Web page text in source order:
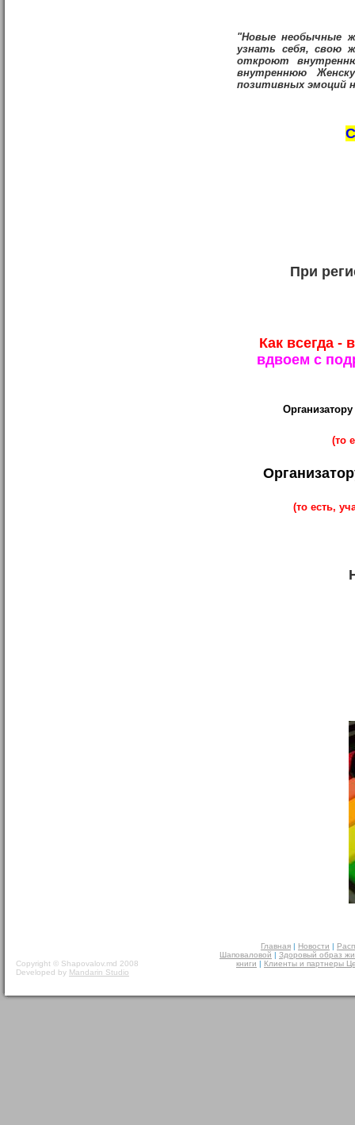
"Новые необычные
узнать себя, свою
откроют
внутреннюю
позитивных эмоций
При
Как всегда
вдвоем c
(то
(то есть,
Copyright © Shapovalov.md 2008
Developed by Mandarin Studio
Главная | Новости |
Шаповаловой | Здоровый образ
книги | Клиенты и партнеры